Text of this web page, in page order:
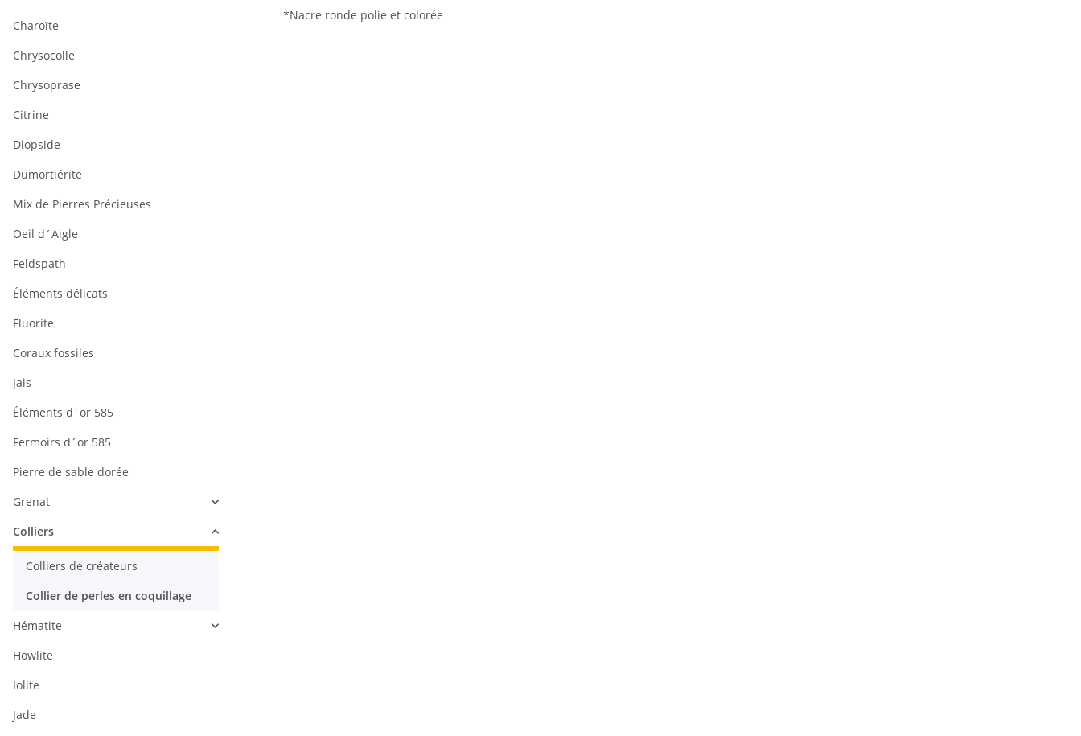
*Nacre ronde polie et colorée
Charoïte
Chrysocolle
Chrysoprase
Citrine
Diopside
Dumortiérite
Mix de Pierres Précieuses
Oeil d´Aigle
Feldspath
Éléments délicats
Fluorite
Coraux fossiles
Jais
Éléments d´or 585
Fermoirs d´or 585
Pierre de sable dorée
Grenat
Colliers
Colliers de créateurs
Collier de perles en coquillage
Hématite
Howlite
Iolite
Jade